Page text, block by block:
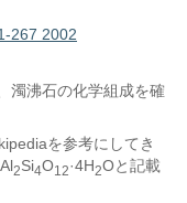
267 2002
濁沸石の化学組成を確
を参考にしてき
2Si4O12·4H2Oと記載